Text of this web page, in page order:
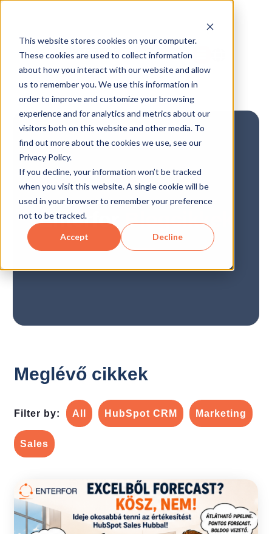
This website stores cookies on your computer.
These cookies are used to collect information
about how you interact with our website and allow
us to remember you. We use this information in
order to improve and customize your browsing
experience and for analytics and metrics about our
visitors both on this website and other media. To
find out more about the cookies we use, see our
Privacy Policy.
If you decline, your information won’t be tracked
when you visit this website. A single cookie will be
used in your browser to remember your preference
not to be tracked.
Accept Decline
Enterfor Blogcikkek
Meglévő cikkek
Filter by: All HubSpot CRM Marketing
Sales